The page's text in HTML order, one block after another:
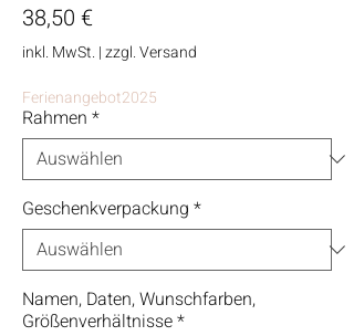
38,50 €Preis
inkl. MwSt. |zzgl. Versand
Ferienangebot2025
Rahmen *
Geschenkverpackung *
Namen, Daten, Wunschfarben,
Größenverhältnisse*